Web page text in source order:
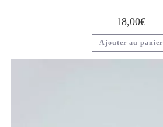
18,00€
Ajouter au panier